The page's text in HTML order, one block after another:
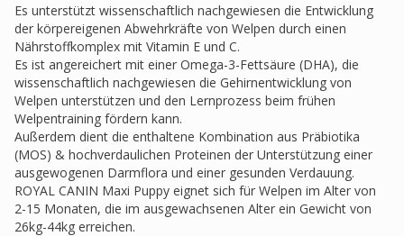
Es unterstützt wissenschaftlich nachgewiesen die Entwicklung
der körpereigenen Abwehrkräfte von Welpen durch einen
Nährstoffkomplex mit Vitamin E und C.
Es ist angereichert mit einer Omega-3-Fettsäure (DHA), die
wissenschaftlich nachgewiesen die Gehirnentwicklung von
Welpen unterstützen und den Lernprozess beim frühen
Welpentraining fördern kann.
Außerdem dient die enthaltene Kombination aus Präbiotika
(MOS) & hochverdaulichen Proteinen der Unterstützung einer
ausgewogenen Darmflora und einer gesunden Verdauung.
ROYAL CANIN Maxi Puppy eignet sich für Welpen im Alter von
2-15 Monaten, die im ausgewachsenen Alter ein Gewicht von
26kg-44kg erreichen.